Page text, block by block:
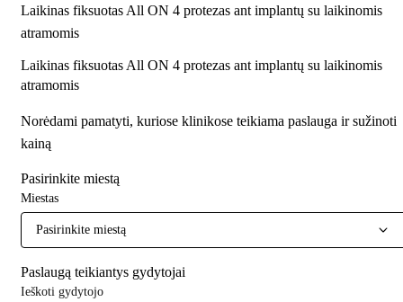
Laikinas fiksuotas All ON 4 protezas ant implantų su laikinomis
atramomis
Laikinas fiksuotas All ON 4 protezas ant implantų su laikinomis
atramomis
Norėdami pamatyti, kuriose klinikose teikiama paslauga ir sužinoti
kainą
Pasirinkite miestą
Miestas
Pasirinkite miestą
Paslaugą teikiantys gydytojai
Ieškoti gydytojo